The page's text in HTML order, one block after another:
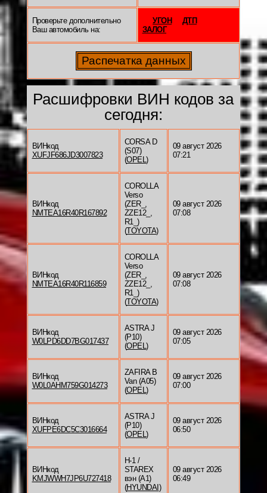
Проверьте дополнительно
Ваш автомобиль на:
УГОН
ДТП
ЗАЛОГ
Расшифровки ВИН кодов за
сегодня:
ВИНкод
XUFJF686JD3007823
CORSA D
(S07)
(OPEL)
09 август 2026
07:21
ВИНкод
NMTEA16R40R167892
COROLLA
Verso
(ZER_,
ZZE12_,
R1_)
(TOYOTA)
09 август 2026
07:08
ВИНкод
NMTEA16R40R116859
COROLLA
Verso
(ZER_,
ZZE12_,
R1_)
(TOYOTA)
09 август 2026
07:08
ВИНкод
W0LPD6DD7BG017437
ASTRA J
(P10)
(OPEL)
09 август 2026
07:05
ВИНкод
W0L0AHM759G014273
ZAFIRA B
Van (A05)
(OPEL)
09 август 2026
07:00
ВИНкод
XUFPE6DC5C3016664
ASTRA J
(P10)
(OPEL)
09 август 2026
06:50
ВИНкод
KMJWWH7JP6U727418
H-1 /
STAREX
вэн (A1)
(HYUNDAI )
09 август 2026
06:49